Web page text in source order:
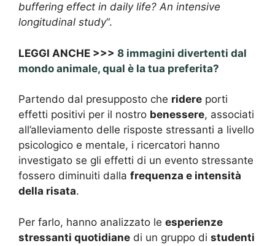
buffering effect in daily life? An intensive
longitudinal study“.
LEGGI ANCHE >>> 8 immagini divertenti dal
mondo animale, qual è la tua preferita?
Partendo dal presupposto che ridere porti
effetti positivi per il nostro benessere, associati
all’alleviamento delle risposte stressanti a livello
psicologico e mentale, i ricercatori hanno
investigato se gli effetti di un evento stressante
fossero diminuiti dalla frequenza e intensità
della risata.
Per farlo, hanno analizzato le esperienze
stressanti quotidiane di un gruppo di studenti